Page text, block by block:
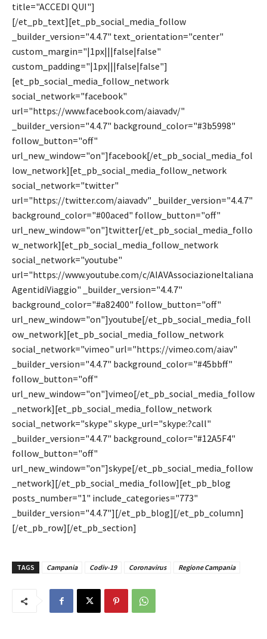
title="ACCEDI QUI"]
[/et_pb_text][et_pb_social_media_follow
_builder_version="4.4.7" text_orientation="center"
custom_margin="|1px|||false|false"
custom_padding="|1px|||false|false"]
[et_pb_social_media_follow_network
social_network="facebook"
url="https://www.facebook.com/aiavadv/"
_builder_version="4.4.7" background_color="#3b5998"
follow_button="off"
url_new_window="on"]facebook[/et_pb_social_media_fol
low_network][et_pb_social_media_follow_network
social_network="twitter"
url="https://twitter.com/aiavadv" _builder_version="4.4.7"
background_color="#00aced" follow_button="off"
url_new_window="on"]twitter[/et_pb_social_media_follo
w_network][et_pb_social_media_follow_network
social_network="youtube"
url="https://www.youtube.com/c/AIAVAssociazioneItaliana
AgentidiViaggio" _builder_version="4.4.7"
background_color="#a82400" follow_button="off"
url_new_window="on"]youtube[/et_pb_social_media_foll
ow_network][et_pb_social_media_follow_network
social_network="vimeo" url="https://vimeo.com/aiav"
_builder_version="4.4.7" background_color="#45bbff"
follow_button="off"
url_new_window="on"]vimeo[/et_pb_social_media_follow
_network][et_pb_social_media_follow_network
social_network="skype" skype_url="skype:?call"
_builder_version="4.4.7" background_color="#12A5F4"
follow_button="off"
url_new_window="on"]skype[/et_pb_social_media_follow
_network][/et_pb_social_media_follow][et_pb_blog
posts_number="1" include_categories="773"
_builder_version="4.4.7"][/et_pb_blog][/et_pb_column]
[/et_pb_row][/et_pb_section]
TAGS Campania Codiv-19 Coronavirus Regione Campania